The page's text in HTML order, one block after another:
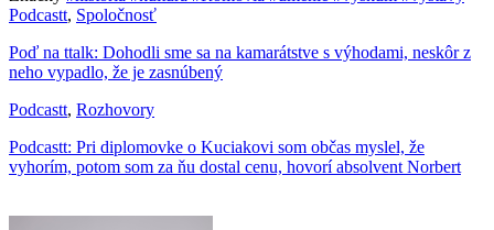
Podcastt, Spoločnosť
Poď na ttalk: Dohodli sme sa na kamarátstve s výhodami, neskôr z
neho vypadlo, že je zasnúbený
Podcastt, Rozhovory
Podcastt: Pri diplomovke o Kuciakovi som občas myslel, že
vyhorím, potom som za ňu dostal cenu, hovorí absolvent Norbert